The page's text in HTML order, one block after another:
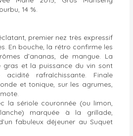
14 %.
premier nez très expressif
En bouche, la rétro confirme les
d’ananas, de mangue. La
gras et la puissance du vin sont
rafraîchissante. Finale
et tonique, sur les agrumes,
la sériole couronnée (ou limon,
marquée à la grillade,
fabuleux déjeuner au Suquet